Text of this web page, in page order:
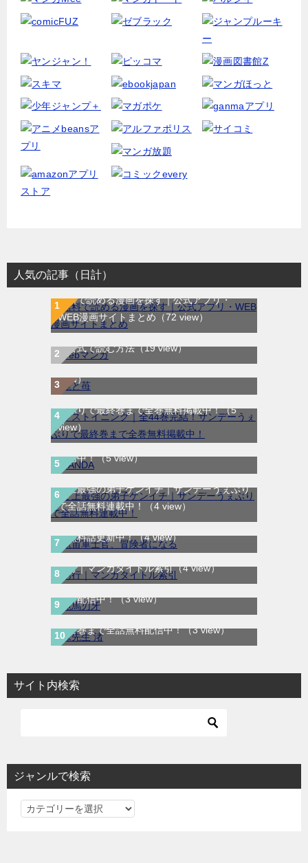
人気の記事（日計）
無料で読める漫画を探す｜公式アプリ・
WEB漫画サイトまとめ （72 view）
WEB漫画サイト一覧｜ブラウザで無料漫画
を公式で読む方法（19 view）
龍と苺｜最新刊第4巻！全巻無料で読める公
式マンガアプリ＿サンデーうぇぶり（6
view）
ラストイニング｜全44巻完結！サンデーう
ぇぶりで最終巻まで全巻無料掲載中！（5
view）
SANDA｜最新刊第3巻！マンガBANGで無料
配信中！（5 view）
史上最強の弟子ケンイチ｜サンデーうぇぶり
で全話無料連載中！
（4 view）
航宙軍士官、冒険者になる｜最新刊第6巻！
第5巻まで無料で読めるマンガアプリ！※順
次無料話更新中！（4 view）
あ行｜マンガタイトル索引（4 view）
範馬刃牙｜全37巻完結！全話無料で読める
マンガプリ！マンガBANGで最終巻まで全話
無料配信中！（3 view）
妹先生 渚｜全5巻完結！サンデーうぇぶりで
最終巻まで全話無料配信中！（3 view）
サイト内検索
ジャンルで検索
ジ